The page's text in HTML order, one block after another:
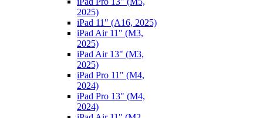
2025)
iPad 11" (A16, 2025)
iPad Air 11" (M3,
2025)
iPad Air 13" (M3,
2025)
iPad Pro 11" (M4,
2024)
iPad Pro 13" (M4,
2024)